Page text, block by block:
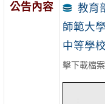
公告內容
教育
師範大
中等學
擊下載檔